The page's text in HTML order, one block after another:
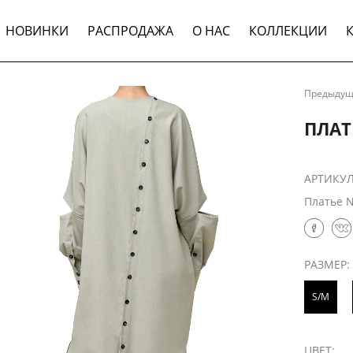
НОВИНКИ РАСПРОДАЖА О НАС КОЛЛЕКЦИИ
Платье
РАЗМЕР:
S/M